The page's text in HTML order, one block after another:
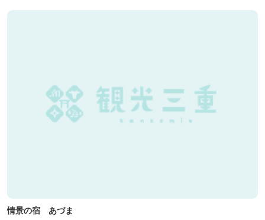
も楽しみのひとつです。 また、日帰りプランでは、クラフト体験工
情景の宿 あづま